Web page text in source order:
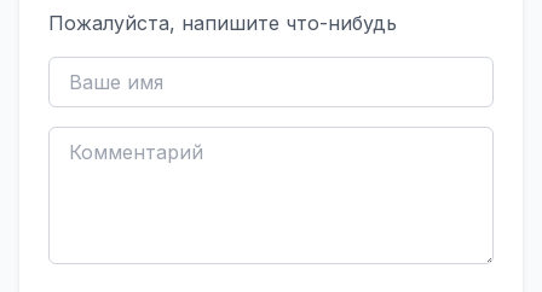
Пожалуйста, напишите что-нибудь